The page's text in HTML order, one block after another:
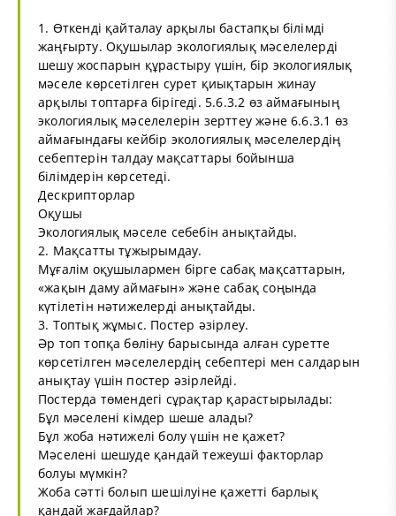
1. Өткенді қайталау арқылы бастапқы білімді
жаңғырту. Оқушылар экологиялық мәселелерді
шешу жоспарын құрастыру үшін, бір экологиялық
мәселе көрсетілген сурет қиықтарын жинау
арқылы топтарға бірігеді. 5.6.3.2 өз аймағының
экологиялық мәселелерін зерттеу және 6.6.3.1 өз
аймағындағы кейбір экологиялық мәселелердің
себептерін талдау мақсаттары бойынша
білімдерін көрсетеді.
Дескрипторлар
Оқушы
Экологиялық мәселе себебін анықтайды.
2. Мақсатты тұжырымдау.
Мұғалім оқушылармен бірге сабақ мақсаттарын,
«жақын даму аймағын» және сабақ соңында
күтілетін нәтижелерді анықтайды.
3. Топтық жұмыс. Постер әзірлеу.
Әр топ топқа бөліну барысында алған суретте
көрсетілген мәселелердің себептері мен салдарын
анықтау үшін постер әзірлейді.
Постерда төмендегі сұрақтар қарастырылады:
Бұл мәселені кімдер шеше алады?
Бұл жоба нәтижелі болу үшін не қажет?
Мәселені шешуде қандай тежеуші факторлар
болуы мүмкін?
Жоба сәтті болып шешілуіне қажетті барлық
қандай жағдайлар?